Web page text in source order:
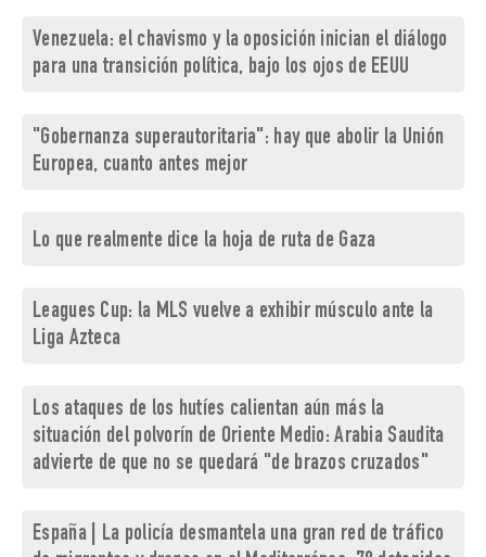
Venezuela: el chavismo y la oposición inician el diálogo
para una transición política, bajo los ojos de EEUU
"Gobernanza superautoritaria": hay que abolir la Unión
Europea, cuanto antes mejor
Lo que realmente dice la hoja de ruta de Gaza
Leagues Cup: la MLS vuelve a exhibir músculo ante la
Liga Azteca
Los ataques de los hutíes calientan aún más la
situación del polvorín de Oriente Medio: Arabia Saudita
advierte de que no se quedará "de brazos cruzados"
España | La policía desmantela una gran red de tráfico